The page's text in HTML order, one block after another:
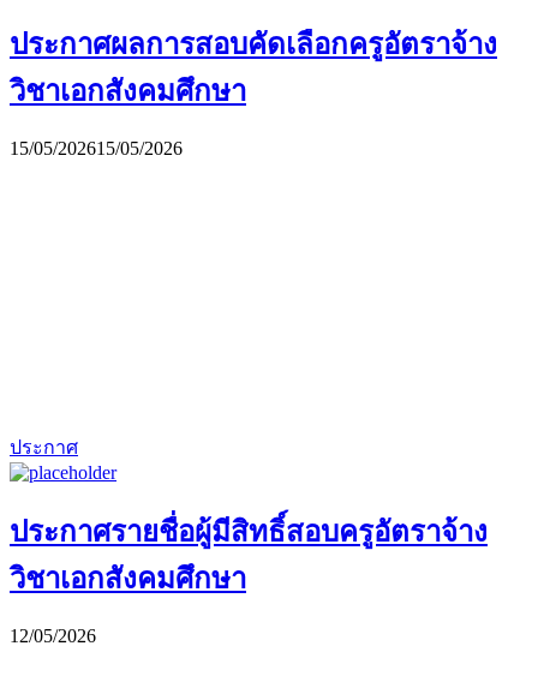
ประกาศผลการสอบคัดเลือกครูอัตราจ้าง
วิชาเอกสังคมศึกษา
15/05/202615/05/2026
ประกาศ
ประกาศรายชื่อผู้มีสิทธิ์สอบครูอัตราจ้าง
วิชาเอกสังคมศึกษา
12/05/2026